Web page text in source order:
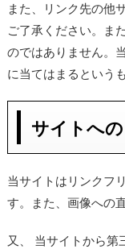
また、リンク先の他
ご了承ください。ま
のではありません。
に当てはまるという
サイトへ
当サイトはリンクフ
す。また、画像への
又、 当サイトから第